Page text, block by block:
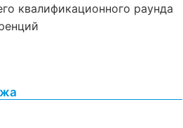
квалификационного раунда